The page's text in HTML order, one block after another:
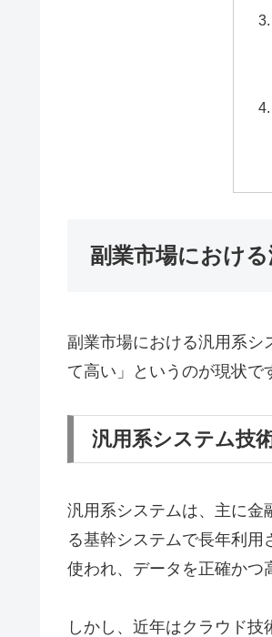
副業市場におけ
副業市場における汎用系シ
て高い」というのが現状で
汎用系システム技
汎用系システムは、主に金
る基幹システムで長年利
使われ、データを正確かつ
しかし、近年はクラウド